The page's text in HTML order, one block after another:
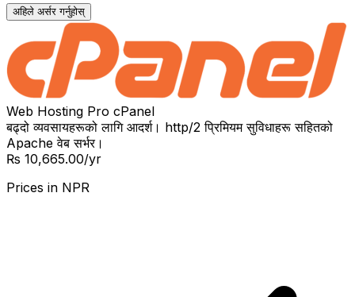
अहिले अर्सर गर्नुहोस्
Web Hosting Pro cPanel
बढ्दो व्यवसायहरूको लागि आदर्श। http/2 प्रिमियम सुविधाहरू सहितको
Apache वेब सर्भर।
₨ 10,665.00/yr
Prices in NPR